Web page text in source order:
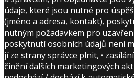
údaje, které jsou nutné pro
(jméno a adresa, kontakt),
nutným požadavkem pro
poskytnutí osobních údajů není
jí ze strany správce plnit, •
činění dalších marketingových